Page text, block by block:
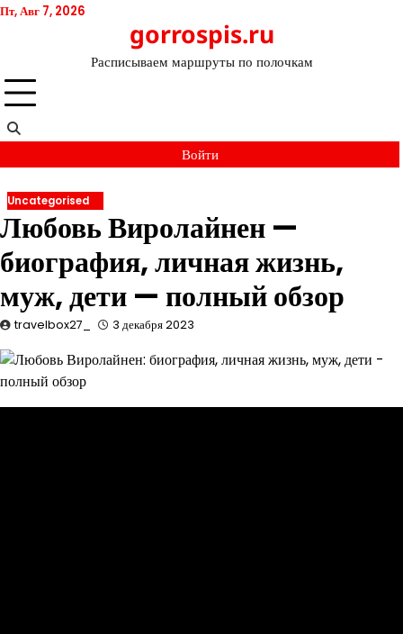
Перейти
Пт, Авг 7, 2026
gorrospis.ru
Расписываем маршруты по полочкам
Войти
Uncategorised
Любовь Виролайнен —
биография, личная жизнь,
муж, дети — полный обзор
travelbox27_ 3 декабря 2023